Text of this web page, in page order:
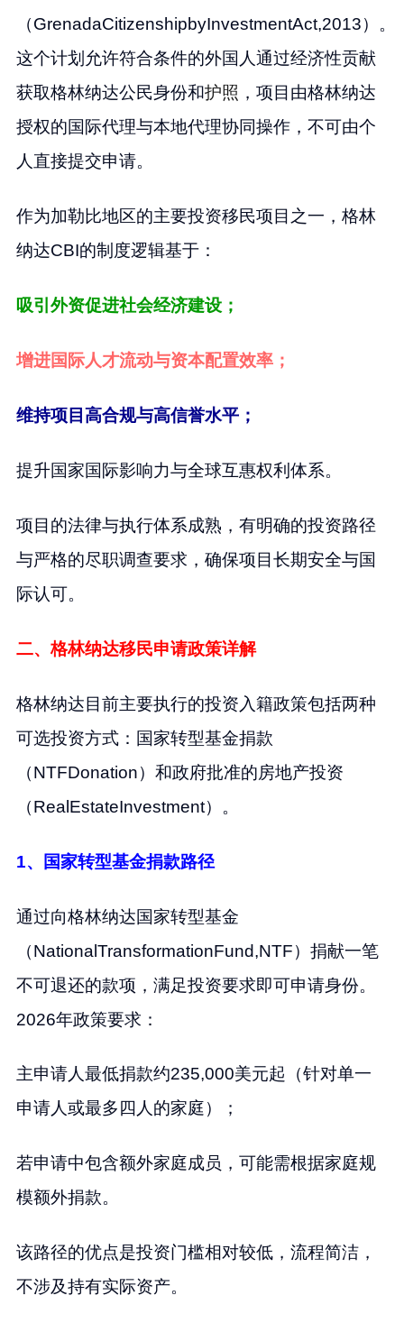
（GrenadaCitizenshipbyInvestmentAct,2013）。
这个计划允许符合条件的外国人通过经济性贡献
获取格林纳达公民身份和护照 ，项目由格林纳达
授权的国际代理与本地代理协同操作，不可由个
人直接提交申请。
作为加勒比地区的主要投资移民项目之一，格林
纳达CBI的制度逻辑基于：
吸引外资促进社会经济建设；
增进国际人才流动与资本配置效率；
维持项目高合规与高信誉水平；
提升国家国际影响力与全球互惠权利体系。
项目的法律与执行体系成熟，有明确的投资路径
与严格的尽职调查要求，确保项目长期安全与国
际认可。
二、格林纳达移民申请政策详解
格林纳达目前主要执行的投资入籍政策包括两种
可选投资方式：国家转型基金捐款
（NTFDonation）和政府批准的房地产投资
（RealEstateInvestment）。
1、国家转型基金捐款路径
通过向格林纳达国家转型基金
（NationalTransformationFund,NTF）捐献一笔
不可退还的款项，满足投资要求即可申请身份。
2026年政策要求：
主申请人最低捐款约235,000美元起（针对单一
申请人或最多四人的家庭）；
若申请中包含额外家庭成员，可能需根据家庭规
模额外捐款。
该路径的优点是投资门槛相对较低，流程简洁，
不涉及持有实际资产。